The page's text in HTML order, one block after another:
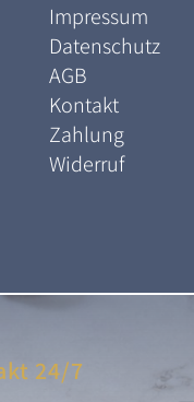
Impressum
Datenschutz
AGB
Kontakt
Zahlung
Widerruf
24/7